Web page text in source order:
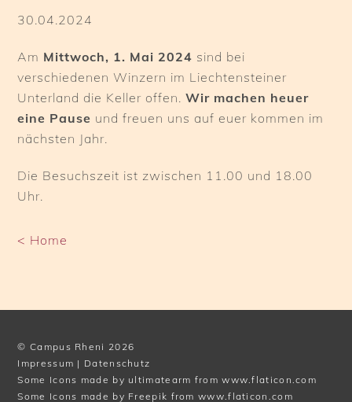
30.04.2024
Am Mittwoch, 1. Mai 2024 sind bei
verschiedenen Winzern im Liechtensteiner
Unterland die Keller offen.Wir machen heuer
eine Pause und freuen uns auf euer kommen im
nächsten Jahr.
Die Besuchszeit ist zwischen 11.00 und 18.00
Uhr.
< Home
©Campus Rheni 2026
Impressum | Datenschutz
Some Icons made by ultimatearm fromwww.flaticon.com
Some Icons made by Freepik fromwww.flaticon.com